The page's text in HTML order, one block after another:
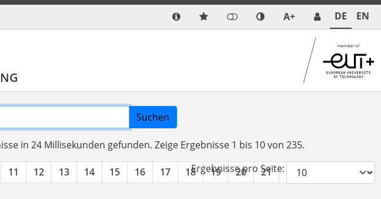
A+ DE EN
Suchen
in 24 Millisekunden gefunden. Zeige Ergebnisse 1 bis 10 von 235.
11 12 13 14 15 16 17 18 19 20 21 »
Ergebnisse pro Seite: